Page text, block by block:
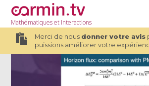
Mathématiqueset Interactions
Merci de nous donner votre avis
puissions améliorer votre